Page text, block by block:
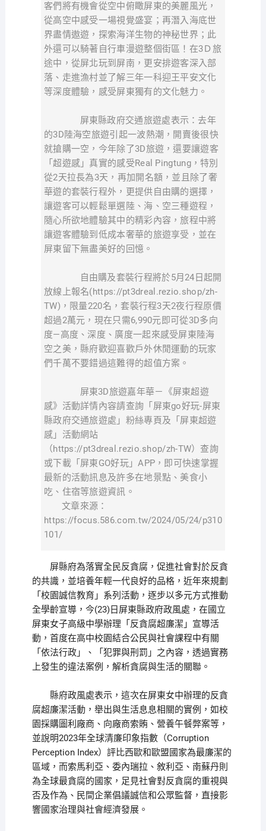
客們將有機會從空中俯瞰屏東的美麗風光，
從高空中感受一場視覺盛宴；再潛入海底世
界盡情遨遊，探索海洋生物的神秘世界；此
外還可以騎著自行車漫遊整個街區！在3Ｄ旅
途中，從屏北玩到屏南，更安排遊客深入部
落、走進漁村並了解三年一科迎王平安文化
等深度體驗，感受屏東獨有的文化魅力。
屏東縣政府交通旅遊處表示：去年
的3D陸海空旅遊引起一波熱潮，開賣後很快
就搶購一空，今年除了3D旅遊，還要讓遊客
「超遊感」真實的感受Real Pingtung，特別
從2天拉長為3天，再加開名額，並且除了奢
華遊的套裝行程外，更提供自由購的選擇，
讓遊客可以輕鬆單選陸、海、空三種遊程，
隨心所欲地體驗其中的精彩內容，旅程中將
讓遊客體驗到低成本奢華的旅遊享受，並在
屏東留下無盡美好的回憶。
自由購及套裝行程將於5月24日起開
放線上報名(https://pt3dreal.rezio.shop/zh-
TW)，限量220名，套裝行程3天2夜行程原價
超過2萬元，現在只需6,990元即可從3D多向
度—高度、深度、廣度一起來感受屏東陸海
空之美，縣府歡迎喜歡戶外休閒運動的玩家
們千萬不要錯過這難得的超值方案。
屏東3D旅遊嘉年華－《屏東超遊
感》活動詳情內容請查詢「屏東go好玩-屏東
縣政府交通旅遊處」粉絲專頁及「屏東超遊
感」活動網站
（https://pt3dreal.rezio.shop/zh-TW）查詢
或下載「屏東GO好玩」APP，即可快速掌握
最新的活動訊息及許多在地景點、美食小
吃、住宿等旅遊資訊。
文章來源：
https://focus.586.com.tw/2024/05/24/p310
101/
屏縣府為落實全民反貪腐，促進社會對於反貪
的共識，並培養年輕一代良好的品格，近年來規劃
「校園誠信教育」系列活動，逐步以多元方式推動
全學齡宣導，今(23)日屏東縣政府政風處，在國立
屏東女子高級中學辦理「反貪腐超廉潔」宣導活
動，首度在高中校園結合公民與社會課程中有關
「依法行政」、「犯罪與刑罰」之內容，透過實務
上發生的違法案例，解析貪腐與生活的關聯。
縣府政風處表示，這次在屏東女中辦理的反貪
腐超廉潔活動，舉出與生活息息相關的實例，如校
園採購圖利廠商、向廠商索賄、營養午餐弊案等，
並說明2023年全球清廉印象指數（Corruption
Perception Index）評比西歐和歐盟國家為最廉潔的
區域，而索馬利亞、委內瑞拉、敘利亞、南蘇丹則
為全球最貪腐的國家，足見社會對反貪腐的重視與
否及作為、民間企業倡議誠信和公眾監督，直接影
響國家治理與社會經濟發展。